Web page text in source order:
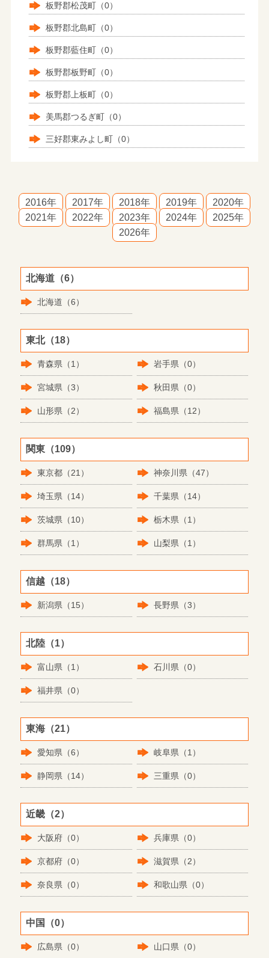
板野郡松茂町（0）
板野郡北島町（0）
板野郡藍住町（0）
板野郡板野町（0）
板野郡上板町（0）
美馬郡つるぎ町（0）
三好郡東みよし町（0）
2016年 2017年 2018年 2019年
2020年
2021年
2022年 2023年 2024年
2025年
2026年
北海道（6）
北海道（6）
東北（18）
青森県（1） 岩手県（0）
宮城県（3） 秋田県（0）
山形県（2） 福島県（12）
関東（109）
東京都（21） 神奈川県（47）
埼玉県（14） 千葉県（14）
茨城県（10） 栃木県（1）
群馬県（1） 山梨県（1）
信越（18）
新潟県（15） 長野県（3）
北陸（1）
富山県（1） 石川県（0）
福井県（0）
東海（21）
愛知県（6） 岐阜県（1）
静岡県（14） 三重県（0）
近畿（2）
大阪府（0） 兵庫県（0）
京都府（0） 滋賀県（2）
奈良県（0） 和歌山県（0）
中国（0）
広島県（0） 山口県（0）